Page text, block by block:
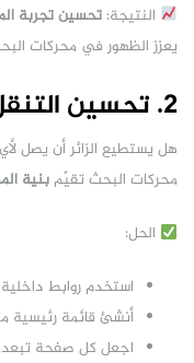
النتيجة: تحسين تجربة
يعزز الظهور في محركات
2. تحسين التنقل الداخلي
هل يستطيع الزائر أن يصل
محركات البحث تقيّم بنية
الحل:
استخدم روابط
أنشئ قائمة رئيسية
اجعل كل صفحة تبعد 3 نقرات على الأكثر من الصفحة الرئيسية